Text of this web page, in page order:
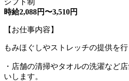
時給2,088円〜3,510円
【お仕事内容】
もみほぐしやストレッチの提供を行
・店舗の清掃やタオルの洗濯など
いします。